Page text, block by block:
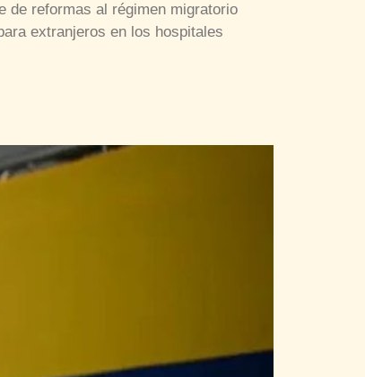
de reformas al régimen migratorio
extranjeros en los hospitales